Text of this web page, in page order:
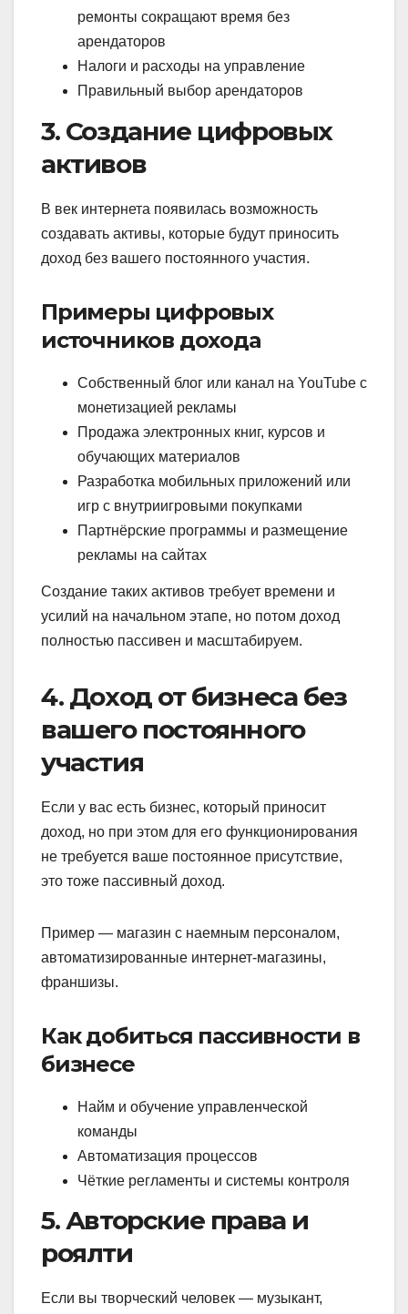
ремонты сокращают время без
арендаторов
Налоги и расходы на управление
Правильный выбор арендаторов
3. Создание цифровых
активов
В век интернета появилась возможность
создавать активы, которые будут приносить
доход без вашего постоянного участия.
Примеры цифровых
источников дохода
Собственный блог или канал на YouTube с
монетизацией рекламы
Продажа электронных книг, курсов и
обучающих материалов
Разработка мобильных приложений или
игр с внутриигровыми покупками
Партнёрские программы и размещение
рекламы на сайтах
Создание таких активов требует времени и
усилий на начальном этапе, но потом доход
полностью пассивен и масштабируем.
4. Доход от бизнеса без
вашего постоянного
участия
Если у вас есть бизнес, который приносит
доход, но при этом для его функционирования
не требуется ваше постоянное присутствие,
это тоже пассивный доход.
Пример — магазин с наемным персоналом,
автоматизированные интернет-магазины,
франшизы.
Как добиться пассивности в
бизнесе
Найм и обучение управленческой
команды
Автоматизация процессов
Чёткие регламенты и системы контроля
5. Авторские права и
роялти
Если вы творческий человек — музыкант,